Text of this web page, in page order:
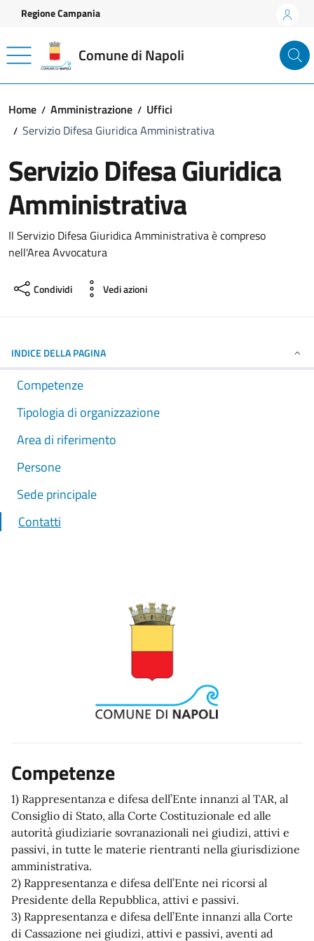
Vai ai contenuti
Vai al footer
Regione Campania
Comune di Napoli
Home Amministrazione
Uffici
Servizio Difesa Giuridica Amministrativa
Servizio Difesa Giuridica
Amministrativa
Il Servizio Difesa Giuridica Amministrativa è compreso
nell'Area Avvocatura
Condividi Vedi azioni
INDICE DELLA PAGINA
Competenze
Tipologia di organizzazione
Area di riferimento
Persone
Sede principale
Contatti
Competenze
1) Rappresentanza e difesa dell’Ente innanzi al TAR, al
Consiglio di Stato, alla Corte Costituzionale ed alle
autorità giudiziarie sovranazionali nei giudizi, attivi e
passivi, in tutte le materie rientranti nella giurisdizione
amministrativa.
2) Rappresentanza e difesa dell’Ente nei ricorsi al
Presidente della Repubblica, attivi e passivi.
3) Rappresentanza e difesa dell’Ente innanzi alla Corte
di Cassazione nei giudizi, attivi e passivi, aventi ad